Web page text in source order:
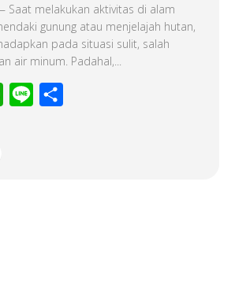
Saat melakukan aktivitas di alam
gunung atau menjelajah hutan,
pada situasi sulit, salah
air minum. Padahal,...
WhatsApp
Line